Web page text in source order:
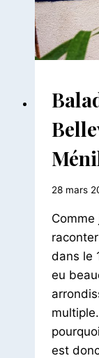
BALADES
BALADES
Par
Petit
Pois
28 mars
Comme
dans le
eu
est